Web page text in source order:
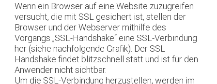
Wenn ein Browser auf eine Website zuzugreifen
versucht, die mit SSL gesichert ist, stellen der
Browser und der Webserver mithilfe des
Vorgangs „SSL-Handshake“ eine SSL-Verbindung
her (siehe nachfolgende Grafik). Der SSL-
Handshake findet blitzschnell statt und ist für den
Anwender nicht sichtbar.
Um die SSL-Verbindung herzustellen, werden im